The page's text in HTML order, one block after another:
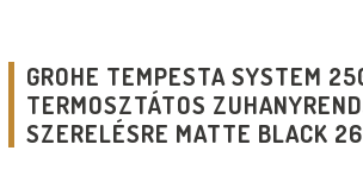
GROHE TEMPESTA SYSTEM
TERMOSZTÁTOS
SZERELÉSRE MATTE BLACK